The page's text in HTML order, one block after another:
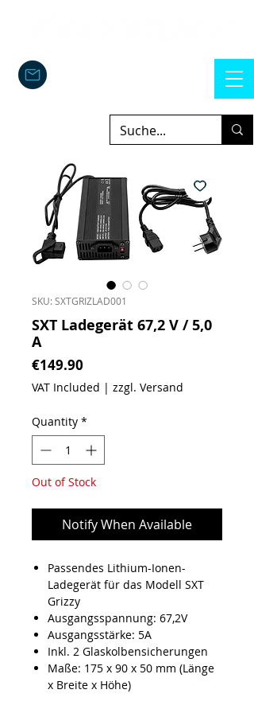
SKU: SXTGRIZLAD001
SXT Ladegerät 67,2 V / 5,0
A
€149.90
VAT Included | zzgl. Versand
Quantity *
Out of Stock
Notify When Available
Passendes Lithium-Ionen-
Ladegerät für das Modell SXT
Grizzy
Ausgangsspannung: 67,2V
Ausgangsstärke: 5A
Inkl. 2 Glaskolbensicherungen
Maße: 175 x 90 x 50 mm (Länge
x Breite x Höhe)